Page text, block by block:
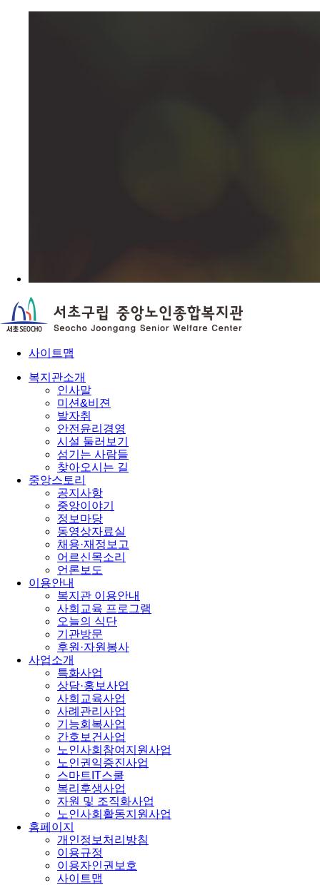
사이트맵
복지관소개
인사말
미션&비젼
발자취
안전윤리경영
시설 둘러보기
섬기는 사람들
찾아오시는 길
중앙스토리
공지사항
중앙이야기
정보마당
동영상자료실
채용·재정보고
어르신목소리
언론보도
이용안내
복지관 이용안내
사회교육 프로그램
오늘의 식단
기관방문
후원·자원봉사
사업소개
특화사업
상담·홍보사업
사회교육사업
사례관리사업
기능회복사업
간호보건사업
노인사회참여지원사업
노인권익증진사업
스마트IT스쿨
복리후생사업
자원 및 조직화사업
노인사회활동지원사업
홈페이지
개인정보처리방침
이용규정
이용자인권보호
사이트맵